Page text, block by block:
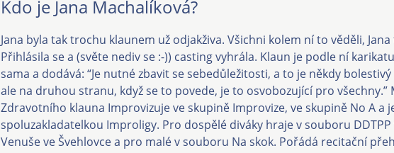
Kdo je Jana Machalíková?
Jana byla tak trochu klaunem už odjakživa. Všichni kolem ní to věděli,
Přihlásila se a (světe nediv se :-)) casting vyhrála. Klaun je podle ní
sama a dodává: “Je nutné zbavit se sebedůležitosti, a to je někdy
ale na druhou stranu, když se to povede, je to osvobozující pro všechny.”
Zdravotního klauna Improvizuje ve skupině Improvize, ve skupině No A a
spoluzakladatelkou Improligy. Pro dospělé diváky hraje v souboru DDTPP
Venuše ve Švehlovce a pro malé v souboru Na skok. Pořádá recitační